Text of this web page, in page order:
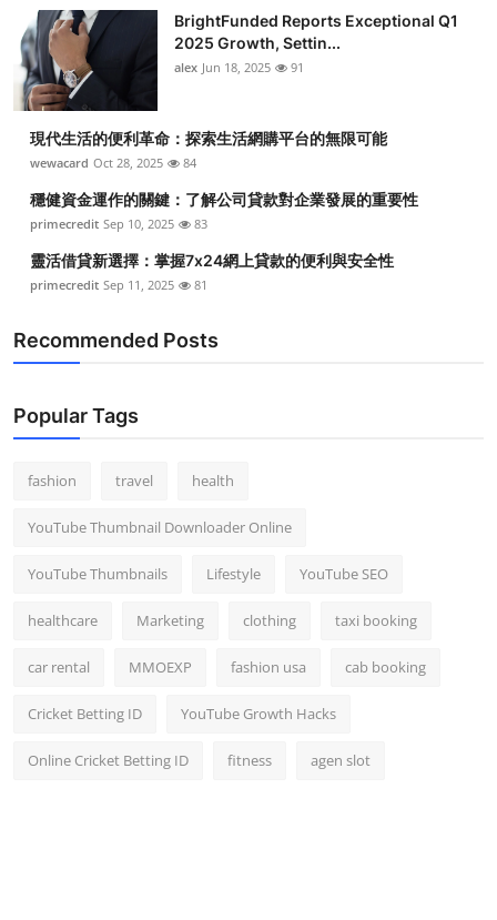
BrightFunded Reports Exceptional Q1
2025 Growth, Settin...
alex Jun 18, 2025 91
現代生活的便利革命：探索生活網購平台的無限可能
wewacard Oct 28, 2025 84
穩健資金運作的關鍵：了解公司貸款對企業發展的重要性
primecredit Sep 10, 2025 83
靈活借貸新選擇：掌握7x24網上貸款的便利與安全性
primecredit Sep 11, 2025 81
Recommended Posts
Popular Tags
fashion travel health
YouTube Thumbnail Downloader Online
YouTube Thumbnails Lifestyle YouTube SEO
healthcare Marketing clothing taxi booking
car rental MMOEXP fashion usa cab booking
Cricket Betting ID YouTube Growth Hacks
Online Cricket Betting ID fitness agen slot